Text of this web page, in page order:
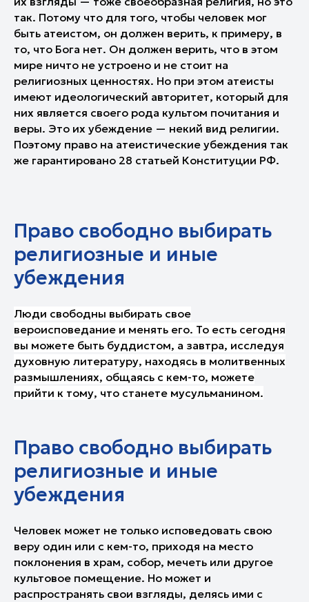
так. Потому что для того, чтобы человек мог
быть атеистом, он должен верить, к примеру, в
то, что Бога нет. Он должен верить, что в этом
мире ничто не устроено и не стоит на
религиозных ценностях. Но при этом атеисты
имеют идеологический авторитет, который для
них является своего рода культом почитания и
веры. Это их убеждение — некий вид религии.
Поэтому право на атеистические убеждения так
же гарантировано 28 статьей Конституции РФ.
Право свободно выбирать
религиозные и иные
убеждения
Люди свободны выбирать свое
вероисповедание и менять его. То есть сегодня
вы можете быть буддистом, а завтра, исследуя
духовную литературу, находясь в молитвенных
размышлениях, общаясь с кем-то, можете
прийти к тому, что станете мусульманином.
Право свободно выбирать
религиозные и иные
убеждения
Человек может не только исповедовать свою
веру один или с кем-то, приходя на место
поклонения в храм, собор, мечеть или другое
культовое помещение. Но может и
распространять свои взгляды, делясь ими с